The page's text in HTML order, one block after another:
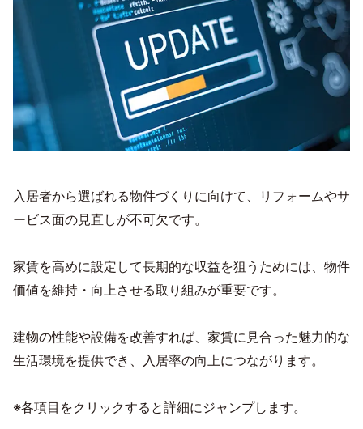
入居者から選ばれる物件づくりに向けて、リフォームやサ
ービス面の見直しが不可欠です。
家賃を高めに設定して長期的な収益を狙うためには、物件
価値を維持・向上させる取り組みが重要です。
建物の性能や設備を改善すれば、家賃に見合った魅力的な
生活環境を提供でき、入居率の向上につながります。
※各項目をクリックすると詳細にジャンプします。